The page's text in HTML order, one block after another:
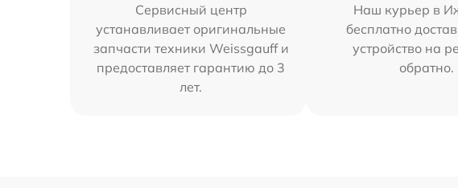
Сервисный центр
устанавливает оригинальные
запчасти техники Weissgauff и
предоставляет гарантию до 3
лет.
Наш курьер в
бесплатно
устройство на
обратно.